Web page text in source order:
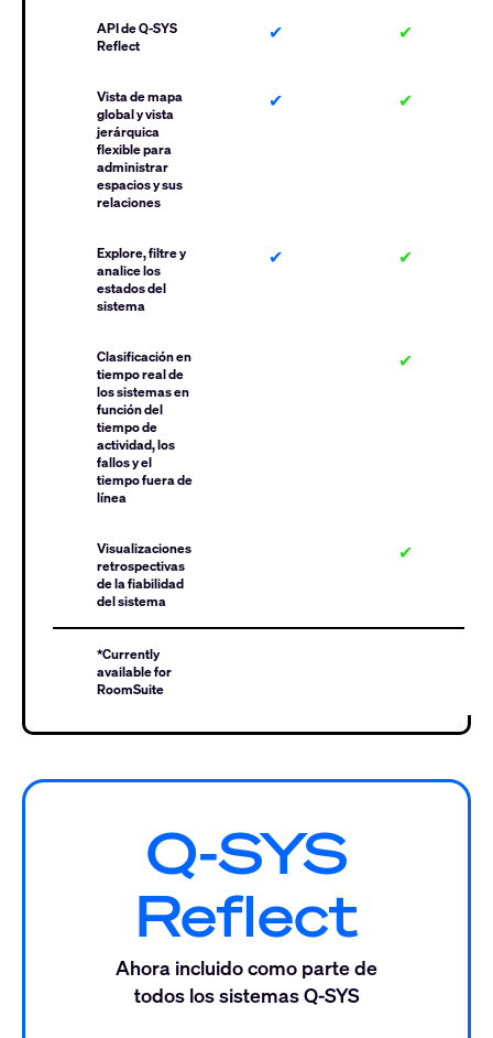
API de Q-SYS
Reflect
✔ ✔
Vista de mapa
global y vista
jerárquica
flexible para
administrar
espacios y sus
relaciones
✔ ✔
Explore, filtre y
analice los
estados del
sistema
✔ ✔
Clasificación en
tiempo real de
los sistemas en
función del
tiempo de
actividad, los
fallos y el
tiempo fuera de
línea
✔
Visualizaciones
retrospectivas
de la fiabilidad
del sistema
✔
*Currently
available for
RoomSuite
Q-SYS
Reflect
Ahora incluido como parte de
todos los sistemas Q-SYS